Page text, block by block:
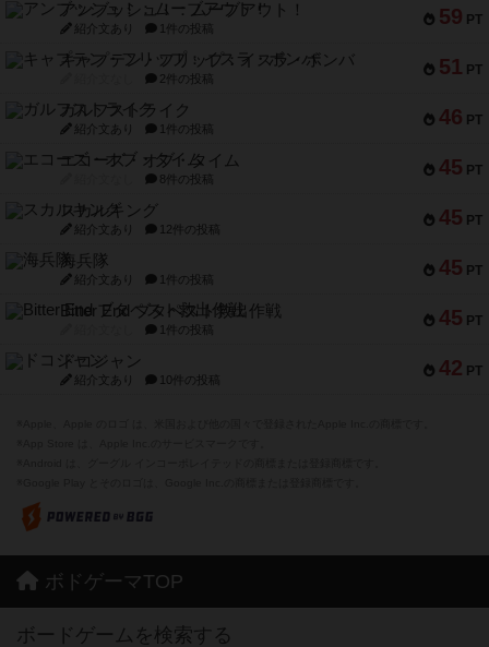
59 PT
アンブッシュ！：ムーブアウト！
紹介文あり 1件の投稿
51 PT
キャプテン・フリップ：イスラ・ボンバ
2件の投稿
46 PT
ガルフストライク
紹介文あり 1件の投稿
45 PT
エコーズ・オブ・タイム
8件の投稿
45 PT
スカルキング
紹介文あり 12件の投稿
45 PT
海兵隊
紹介文あり 1件の投稿
45 PT
Bitter End ブタペスト救出作戦
1件の投稿
42 PT
ドコジャン
紹介文あり 10件の投稿
ボドゲーマTOP
ボードゲームを検索する